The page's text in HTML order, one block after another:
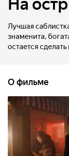
На
Лучшая
знаменита,
остается
Москву. Кира
сходит с
место
только на
кажется,
дыхание,
очевиднее: эта
далеко...
О фильме